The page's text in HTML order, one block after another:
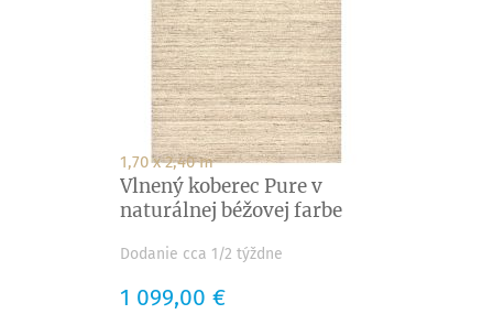
1,70 x 2,40 m
Vlnený koberec Pure v
naturálnej béžovej farbe
Dodanie cca 1/2 týždne
Cena
1 099,00 €